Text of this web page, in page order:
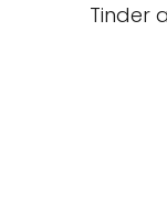
Tinder